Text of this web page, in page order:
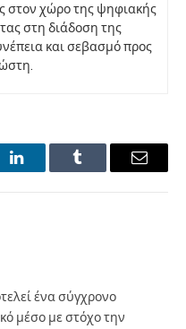
στον χώρο της ψηφιακής
στη διάδοση της
και σεβασμό προς
LinkedInTumblr Email
ένα σύγχρονο
μέσο με στόχο την